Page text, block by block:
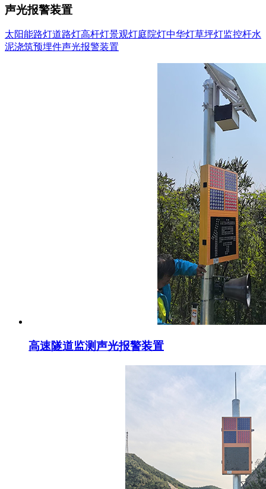
声光报警装置
太阳能路灯道路灯高杆灯景观灯庭院灯中华灯草坪灯监控杆水
泥浇筑预埋件声光报警装置
高速隧道监测声光报警装置